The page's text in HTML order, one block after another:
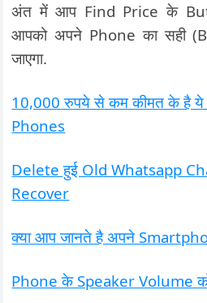
अंत में आप Find Price के
आपको अपने Phone का सही
जाएगा.
10,000 रुपये से कम कीमत के है
Phones
Delete हुई Old Whatsapp
Recover
क्या आप जानते है अपने
Phone के Speaker Volume